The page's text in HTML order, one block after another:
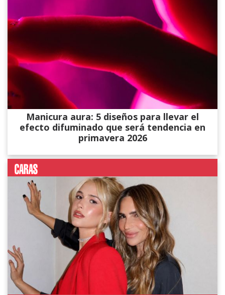
Manicura aura: 5 diseños para llevar el
efecto difuminado que será tendencia en
primavera 2026